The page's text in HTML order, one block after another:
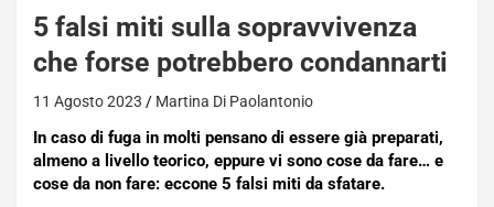
5 falsi miti sulla sopravvivenza
che forse potrebbero condannarti
11 Agosto 2023 Martina Di Paolantonio
In caso di fuga in molti pensano di essere già preparati,
almeno a livello teorico, eppure vi sono cose da fare… e
cose da non fare: eccone 5 falsi miti da sfatare.